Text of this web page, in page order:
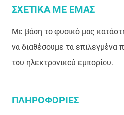
ΣΧΕΤΙΚΑ ΜΕ ΕΜΑΣ
Με βάση το φυσικό μας
να διαθέσουμε τα επιλεγμένα
του ηλεκτρονικού εμπορίου.
ΠΛΗΡΟΦΟΡΙΕΣ